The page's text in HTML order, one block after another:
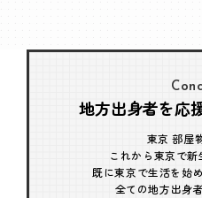
地方出身者を応
東京 部屋
これから東京で新
既に東京で生活を始
全ての地方出身